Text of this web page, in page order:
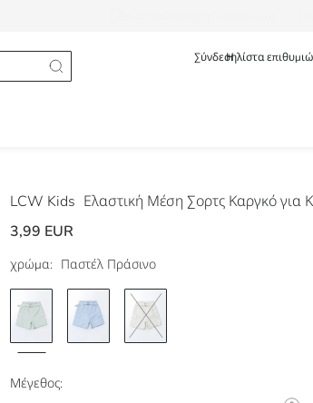
ΣύνδεσηΗ λίστα
LCW Kids Ελαστική Μέση Σορτς Καργκό για
3,99 EUR
χρώμα: Παστέλ Πράσινο
Μέγεθος: